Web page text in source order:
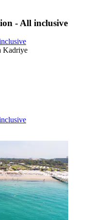
- All inclusive
Kadriye